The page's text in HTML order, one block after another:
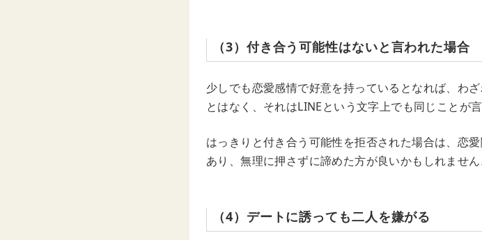
（3）付き合う可能性はないと言われた場合
少しでも恋愛感情で好意を持っているとなれば、わ
とはなく、それはLINEという文字上でも同じことが言
はっきりと付き合う可能性を拒否された場合は、恋
あり、無理に押さずに諦めた方が良いかもしれません
（4）デートに誘っても二人を嫌がる